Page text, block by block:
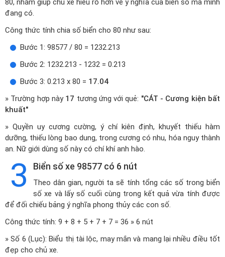
80, nhằm giúp chủ xe hiểu rõ hơn về ý nghĩa của biển số mà mình
đang có.
Công thức tính chia số biển cho 80 như sau:
Bước 1: 98577 / 80 = 1232.213
Bước 2: 1232.213 - 1232 = 0.213
Bước 3: 0.213 x 80 = 17.04
» Trường hợp này 17 tương ứng với quẻ: "CÁT - Cương kiện bất
khuất"
» Quyền uy cương cường, ý chí kiên định, khuyết thiếu hàm
dưỡng, thiếu lòng bao dung, trong cương có nhu, hóa nguy thành
an. Nữ giới dùng số này có chí khí anh hào.
3 Biển số xe 98577 có 6 nút
Theo dân gian, người ta sẽ tính tổng các số trong biển
số xe và lấy số cuối cùng trong kết quả vừa tính được
để đối chiếu bảng ý nghĩa phong thủy các con số.
Công thức tính: 9 + 8 + 5 + 7 + 7 = 36 » 6 nút
» Số 6 (Lục): Biểu thị tài lộc, may mắn và mang lại nhiều điều tốt
đẹp cho chủ xe.